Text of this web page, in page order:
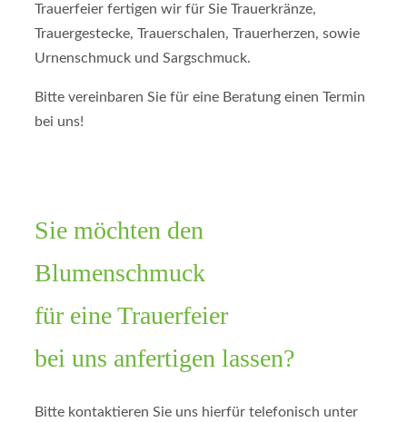
Trauerfeier fertigen wir für Sie Trauerkränze,
Trauergestecke, Trauerschalen, Trauerherzen, sowie
Urnenschmuck und Sargschmuck.
Bitte vereinbaren Sie für eine Beratung einen Termin
bei uns!
Sie möchten den
Blumenschmuck
für eine Trauerfeier
bei uns anfertigen lassen?
Bitte kontaktieren Sie uns hierfür telefonisch unter